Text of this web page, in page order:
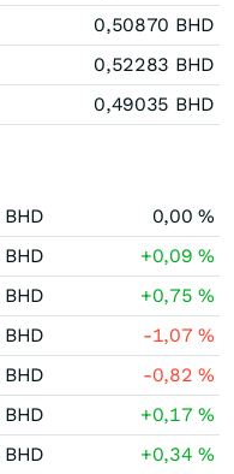
0,50870 BHD
0,52283 BHD
0,49035 BHD
BHD 0,00%
BHD +0,09%
BHD +0,75%
BHD -1,07%
BHD -0,82%
BHD +0,17%
BHD +0,34%